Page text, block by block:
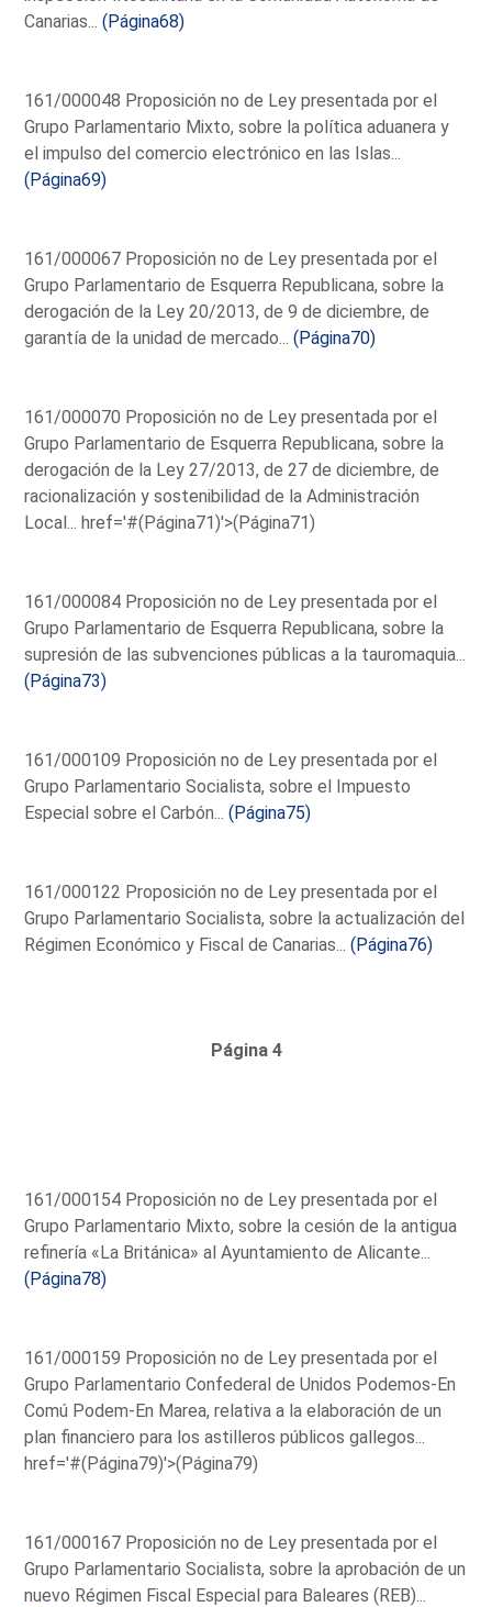
Canarias...(Página68)
161/000048 Proposición no de Ley presentada por el
Grupo Parlamentario Mixto, sobre la política aduanera y
el impulso del comercio electrónico en las Islas...
(Página69)
161/000067 Proposición no de Ley presentada por el
Grupo Parlamentario de Esquerra Republicana, sobre la
derogación de la Ley 20/2013, de 9 de diciembre, de
garantía de la unidad de mercado...(Página70)
161/000070 Proposición no de Ley presentada por el
Grupo Parlamentario de Esquerra Republicana, sobre la
derogación de la Ley 27/2013, de 27 de diciembre, de
racionalización y sostenibilidad de la Administración
Local...href='#(Página71)'>(Página71)
161/000084 Proposición no de Ley presentada por el
Grupo Parlamentario de Esquerra Republicana, sobre la
supresión de las subvenciones públicas a la tauromaquia...
(Página73)
161/000109 Proposición no de Ley presentada por el
Grupo Parlamentario Socialista, sobre el Impuesto
Especial sobre el Carbón...(Página75)
161/000122 Proposición no de Ley presentada por el
Grupo Parlamentario Socialista, sobre la actualización del
Régimen Económico y Fiscal de Canarias...(Página76)
Página 4
161/000154 Proposición no de Ley presentada por el
Grupo Parlamentario Mixto, sobre la cesión de la antigua
refinería «La Británica» al Ayuntamiento de Alicante...
(Página78)
161/000159 Proposición no de Ley presentada por el
Grupo Parlamentario Confederal de Unidos Podemos-En
Comú Podem-En Marea, relativa a la elaboración de un
plan financiero para los astilleros públicos gallegos...
href='#(Página79)'>(Página79)
161/000167 Proposición no de Ley presentada por el
Grupo Parlamentario Socialista, sobre la aprobación de un
nuevo Régimen Fiscal Especial para Baleares (REB)...